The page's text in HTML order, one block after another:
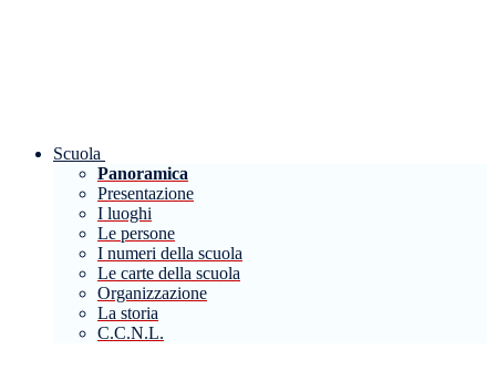
Scuola
Panoramica
Presentazione
I luoghi
Le persone
I numeri della scuola
Le carte della scuola
Organizzazione
La storia
C.C.N.L.